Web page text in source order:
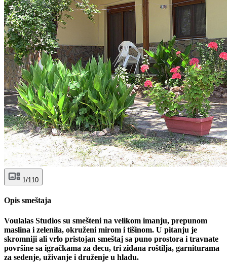
1/110
Opis smeštaja
Voulalas Studios su smešteni na velikom imanju, prepunom
maslina i zelenila, okruženi mirom i tišinom. U pitanju je
skromniji ali vrlo pristojan smeštaj sa puno prostora i travnate
površine sa igračkama za decu, tri zidana roštilja, garniturama
za sedenje, uživanje i druženje u hladu.